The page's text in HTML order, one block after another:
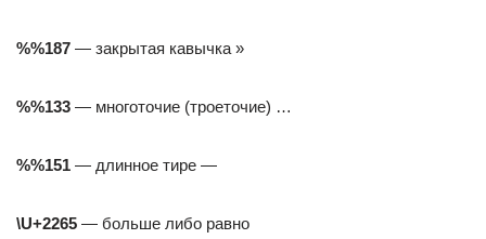
%%187 — закрытая кавычка »
%%133 — многоточие (троеточие) …
%%151 — длинное тире —
\U+2265 — больше либо равно